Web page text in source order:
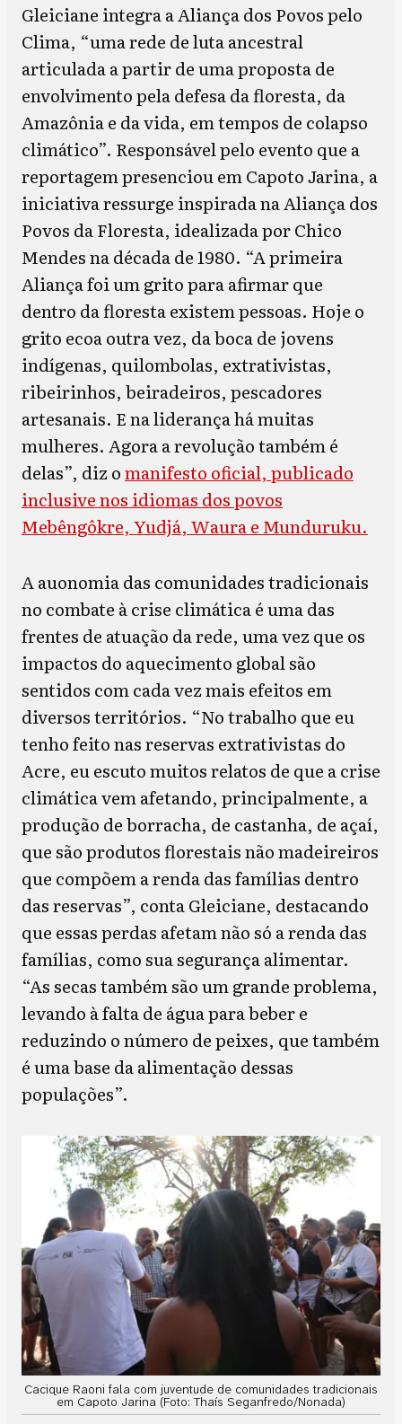
Gleiciane integra a Aliança dos Povos pelo
Clima, “uma rede de luta ancestral
articulada a partir de uma proposta de
envolvimento pela defesa da floresta, da
Amazônia e da vida, em tempos de colapso
climático”. Responsável pelo evento que a
reportagem presenciou em Capoto Jarina, a
iniciativa ressurge inspirada na Aliança dos
Povos da Floresta, idealizada por Chico
Mendes na década de 1980. “A primeira
Aliança foi um grito para afirmar que
dentro da floresta existem pessoas. Hoje o
grito ecoa outra vez, da boca de jovens
indígenas, quilombolas, extrativistas,
ribeirinhos, beiradeiros, pescadores
artesanais. E na liderança há muitas
mulheres. Agora a revolução também é
delas”, diz omanifesto oficial, publicado
inclusive nos idiomas dos povos
Mebêngôkre, Yudjá, Waura e Munduruku.
A auonomia das comunidades tradicionais
no combate à crise climática é uma das
frentes de atuação da rede, uma vez que os
impactos do aquecimento global são
sentidos com cada vez mais efeitos em
diversos territórios. “No trabalho que eu
tenho feito nas reservas extrativistas do
Acre, eu escuto muitos relatos de que a crise
climática vem afetando, principalmente, a
produção de borracha, de castanha, de açaí,
que são produtos florestais não madeireiros
que compõem a renda das famílias dentro
das reservas”, conta Gleiciane, destacando
que essas perdas afetam não só a renda das
famílias, como sua segurança alimentar.
“As secas também são um grande problema,
levando à falta de água para beber e
reduzindo o número de peixes, que também
é uma base da alimentação dessas
populações”.
Cacique Raoni fala com juventude de comunidades tradicionais
em Capoto Jarina (Foto: Thaís Seganfredo/Nonada)